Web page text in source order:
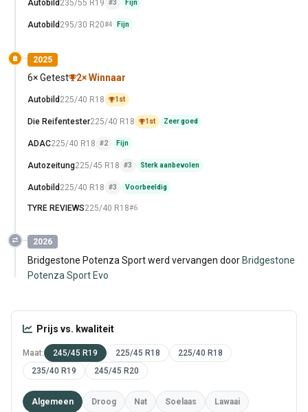
Autobild 235/55 R19 #3 Fijn
Autobild 295/30 R20#4 Fijn
2025
6× Getest 2× Winnaar
Autobild 225/40 R18 1st
Die Reifentester225/40 R18 1st Zeer goed
ADAC225/40 R18 #2 Fijn
Autozeitung225/45 R18 #3 Sterk aanbevolen
Autobild 225/40 R18 #3 Voorbeeldig
TYRE REVIEWS225/40 R18#6
2026
Bridgestone Potenza Sport werd vervangen door Bridgestone
Potenza Sport Evo
Prijs vs. kwaliteit
Maat: 245/45 R19 225/45 R18
225/40 R18
235/40 R19
245/45 R20
Algemeen Droog Nat Soelaas Lawaai